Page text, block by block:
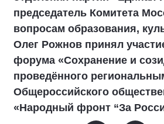
председатель Комитета
вопросам образования,
Олег Рожнов принял
форума «Сохранение и
проведённого
Общероссийского
«Народный фронт “За